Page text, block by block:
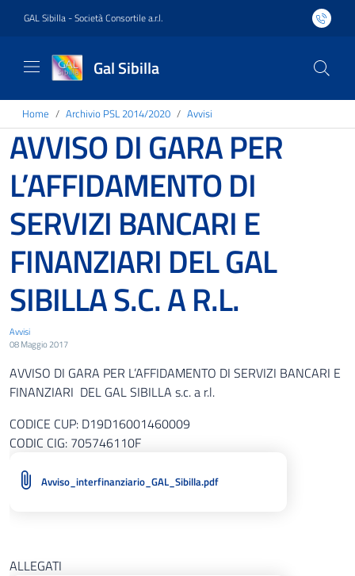
GAL Sibilla - Società Consortile a.r.l.
Gal Sibilla
Home Archivio PSL 2014/2020 Avvisi
AVVISO DI GARA PER
L’AFFIDAMENTO DI
SERVIZI BANCARI E
FINANZIARI DEL GAL
SIBILLA S.C. A R.L.
Avvisi
08 Maggio 2017
AVVISO DI GARA PER L’AFFIDAMENTO DI SERVIZI BANCARI E
FINANZIARI DEL GAL SIBILLA s.c. a r.l.
CODICE CUP: D19D16001460009
CODIC CIG: 705746110F
Avviso_interfinanziario_GAL_Sibilla.pdf
ALLEGATI